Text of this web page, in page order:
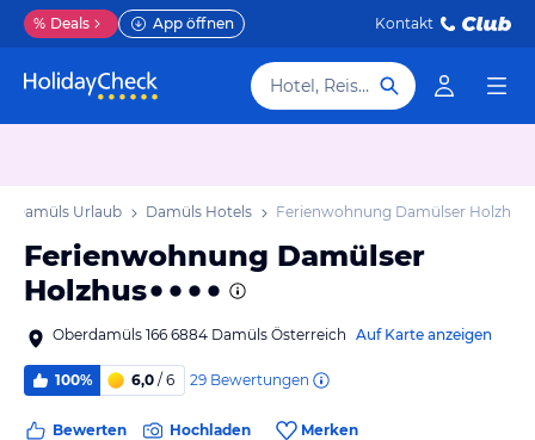
% Deals App öffnen Kontakt
Hotel, Reiseziel
Damüls Urlaub Damüls Hotels Ferienwohnung Damülser Holzhus
Ferienwohnung Damülser
Holzhus
Oberdamüls 166 6884 Damüls Österreich Auf Karte anzeigen
100% 6,0 / 6 29 Bewertungen
Bewerten Hochladen Merken